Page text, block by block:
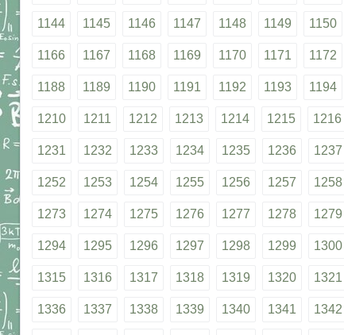
1144 1145 1146 1147 1148 1149 1150
1166 1167 1168 1169 1170 1171 1172
1188 1189 1190 1191 1192 1193 1194
1210 1211 1212 1213 1214 1215 1216
1231 1232 1233 1234 1235 1236 1237
1252 1253 1254 1255 1256 1257 1258
1273 1274 1275 1276 1277 1278 1279
1294 1295 1296 1297 1298 1299 1300
1315 1316 1317 1318 1319 1320 1321
1336 1337 1338 1339 1340 1341 1342